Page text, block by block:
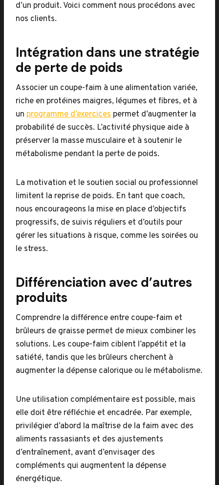
d’un produit. Voici comment nous procédons avec
nos clients.
Intégration dans une stratégie
de perte de poids
Associer un coupe-faim à une alimentation variée,
riche en protéines maigres, légumes et fibres, et à
un programme d’exercices permet d’augmenter la
probabilité de succès. L’activité physique aide à
préserver la masse musculaire et à soutenir le
métabolisme pendant la perte de poids.
La motivation et le soutien social ou professionnel
limitent la reprise de poids. En tant que coach,
nous encourageons la mise en place d’objectifs
progressifs, de suivis réguliers et d’outils pour
gérer les situations à risque, comme les soirées ou
le stress.
Différenciation avec d’autres
produits
Comprendre la différence entre coupe-faim et
brûleurs de graisse permet de mieux combiner les
solutions. Les coupe-faim ciblent l’appétit et la
satiété, tandis que les brûleurs cherchent à
augmenter la dépense calorique ou le métabolisme.
Une utilisation complémentaire est possible, mais
elle doit être réfléchie et encadrée. Par exemple,
privilégier d’abord la maîtrise de la faim avec des
aliments rassasiants et des ajustements
d’entraînement, avant d’envisager des
compléments qui augmentent la dépense
énergétique.